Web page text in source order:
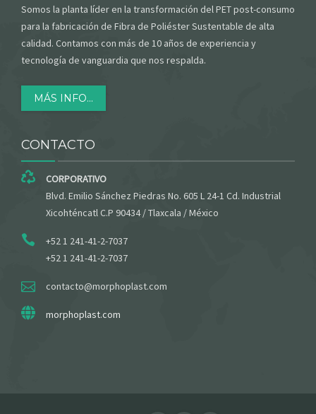
Somos la planta líder en la transformación del PET post-consumo
para la fabricación de Fibra de Poliéster Sustentable de alta
calidad. Contamos con más de 10 años de experiencia y
tecnología de vanguardia que nos respalda.
MÁS INFO...
CONTACTO
CORPORATIVO
Blvd. Emilio Sánchez Piedras No. 605 L 24-1 Cd. Industrial
Xicohténcatl C.P 90434 / Tlaxcala / México
+52 1 241-41-2-7037
+52 1 241-41-2-7037
contacto@morphoplast.com
morphoplast.com